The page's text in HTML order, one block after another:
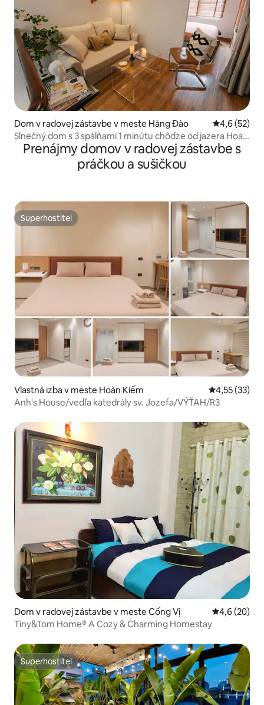
Dom v radovej zástavbe v meste Hàng Đào Priemerné
4,6 (52)
Slnečný dom s 3 spálňami 1 minútu chôdze od jazera Hoan
Kiem
Prenájmy domov v radovej zástavbe s
práčkou a sušičkou
Superhostiteľ
Superhostiteľ
Vlastná izba v meste Hoàn Kiếm Priemerné
4,55 (33)
Anh's House/vedľa katedrály sv. Jozefa/VÝŤAH/R3
Dom v radovej zástavbe v meste Cống Vị Priemerné
4,6 (20)
Tiny&Tom Home® A Cozy & Charming Homestay
Superhostiteľ
Superhostiteľ